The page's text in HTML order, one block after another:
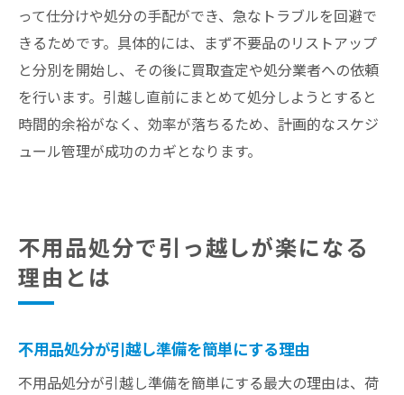
不用品処分業者選びで失敗しないポイント
ヤバい不用品回収業者を避けるための注意
点
安心して依頼できる不用品処分の基準とは
引越し時の不用品処分業者の選び方ガイド
不用品回収業者の口コミや評判の活用方法
簡単にできる不用品処分の工夫を紹介
時間がない時も不用品を効率よく片付ける
手間をかけずに不用品を減らすアイデア集
不用品処分をラクにするサービス活用術
って仕分けや処分の手配ができ、急なトラブルを回避で
きるためです。具体的には、まず不要品のリストアップ
と分別を開始し、その後に買取査定や処分業者への依頼
を行います。引越し直前にまとめて処分しようとすると
時間的余裕がなく、効率が落ちるため、計画的なスケジ
ュール管理が成功のカギとなります。
不用品処分で引っ越しが楽になる
理由とは
不用品処分が引越し準備を簡単にする理由
不用品処分が引越し準備を簡単にする最大の理由は、荷